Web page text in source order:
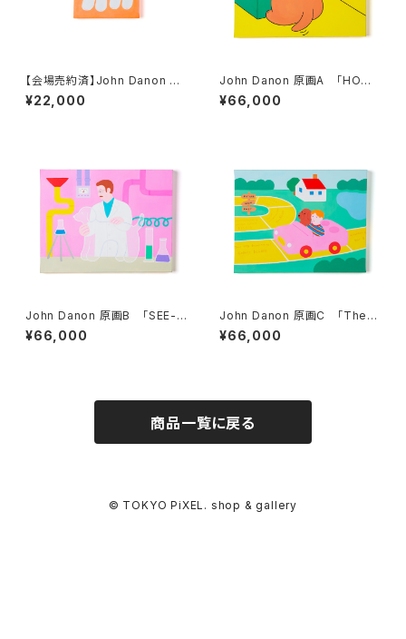
【会場売約済】John Danon 原
画T 「Stretchy Cat」
¥22,000
John Danon 原画A 「HOME
ALONE」
¥66,000
John Danon 原画B 「SEE-T
HROUGH DOG」
¥66,000
John Danon 原画C 「The G
ame of Life」
¥66,000
商品一覧に戻る
© TOKYO PiXEL. shop & gallery